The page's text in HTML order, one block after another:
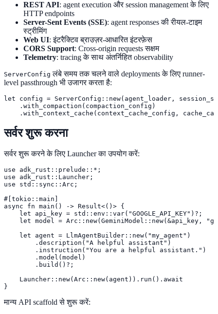
REST API: agent execution और session management के लिए
HTTP endpoints
Server-Sent Events (SSE): agent responses की रीयल-टाइम
स्ट्रीमिंग
Web UI: इंटरैक्टिव ब्राउज़र-आधारित इंटरफ़ेस
CORS Support: Cross-origin requests सक्षम
Telemetry: tracing के साथ अंतर्निहित observability
ServerConfig लंबे समय तक चलने वाले deployments के लिए runner-
level passthrough भी उजागर करता है:
let config = ServerConfig::new(agent_loader,
    .with_compaction(compaction_config)
.with_context_cache(context_cache_config,
सर्वर शुरू करना
सर्वर शुरू करने के लिए Launcher का उपयोग करें:
use adk_rust::prelude::*;
use adk_rust::Launcher;
use std::sync::Arc;
#[tokio::main]
async fn main() -> Result<()> {
    let api_key = std::env::var("GOOGLE_API_KEY")?;
let model = Arc::new(GeminiModel::new(&api_key,
    let agent = LlmAgentBuilder::new("my_agent")
        .description("A helpful assistant")
        .instruction("You are a helpful assistant.")
        .model(model)
        .build()?;
    Launcher::new(Arc::new(agent)).run().await
}
मान्य API scaffold से शुरू करें: